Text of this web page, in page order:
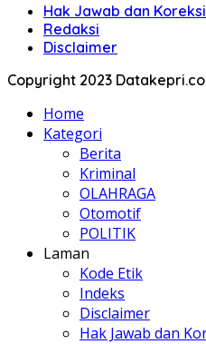
Hak Jawab dan
Redaksi
Disclaimer
Copyright 2023
Home
Kategori
Berita
Kriminal
OLAHRAGA
Otomotif
POLITIK
Laman
Kode Etik
Indeks
Disclaimer
Hak Jawab dan